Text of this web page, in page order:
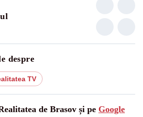
despre
TV
de Brasov și pe Google